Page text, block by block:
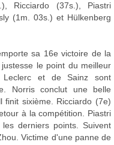
Ricciardo (37s.), Piastri
(1m. 03s.) et Hülkenberg
sa 16e victoire de la
le point du meilleur
Leclerc et de Sainz sont
Norris conclut une belle
finit sixième. Ricciardo (7e)
à la compétition. Piastri
derniers points. Suivent
Victime d'une panne de